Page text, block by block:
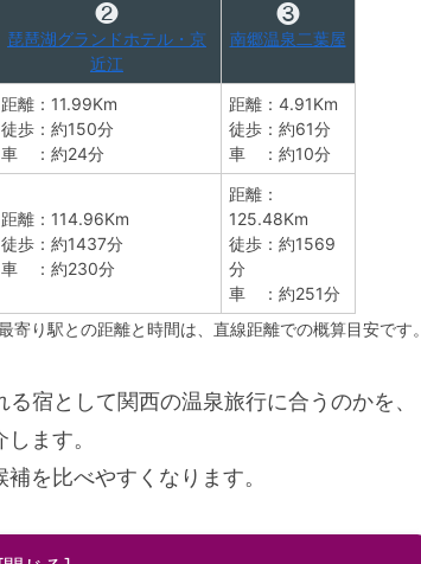
❷
琵琶湖グランドホテル・京
近江
❸
南郷温泉二葉屋
距離：11.99Km
徒歩：約150分
車 ：約24分
距離：4.91Km
徒歩：約61分
車 ：約10分
距離：114.96Km
徒歩：約1437分
車 ：約230分
距離：
125.48Km
徒歩：約1569
分
車 ：約251分
寄り駅との距離と時間は、直線距離での概算目安です。
宿として関西の温泉旅行に合うのかを、
ます。
を比べやすくなります。